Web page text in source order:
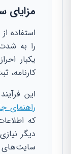
مزایای
استفاده
را به
یکبار
کارنامه،
این
راهنمای
که
دیگر